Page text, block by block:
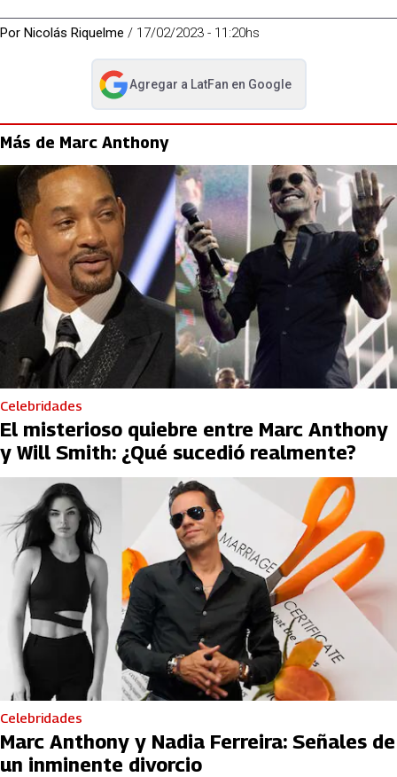
Por Nicolás Riquelme / 17/02/2023 - 11:20hs
Agregar a LatFan en Google
abre en nueva pestaña
Más de Marc Anthony
Celebridades
El misterioso quiebre entre Marc Anthony
y Will Smith: ¿Qué sucedió realmente?
Celebridades
Marc Anthony y Nadia Ferreira: Señales de
un inminente divorcio